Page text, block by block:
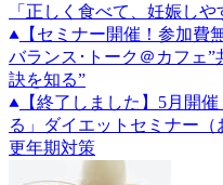
「正しく食べて、妊娠し
【セミナー開催！参加費
バランス･トーク＠カフェ
訣を知る”
【終了しました】5月開
る」ダイエットセミナー（
更年期対策